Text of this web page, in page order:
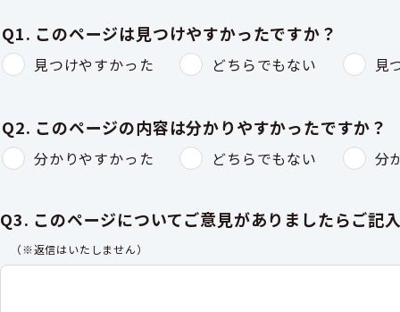
Q1. このページは見つけやすかったですか？
見つけやすかった どちらでもない 見
Q2. このページの内容は分かりやすかったですか？
分かりやすかった どちらでもない 分
Q3. このページについてご意見がありましたらご記
（※返信はいたしません）